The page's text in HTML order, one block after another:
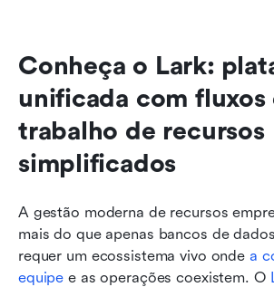
Conheça o Lark:
unificada com fluxos
trabalho de recursos
simplificados
A gestão moderna de recursos
mais do que apenas bancos de
requer um ecossistema vivo onde a
equipe e as operações coexistem. O